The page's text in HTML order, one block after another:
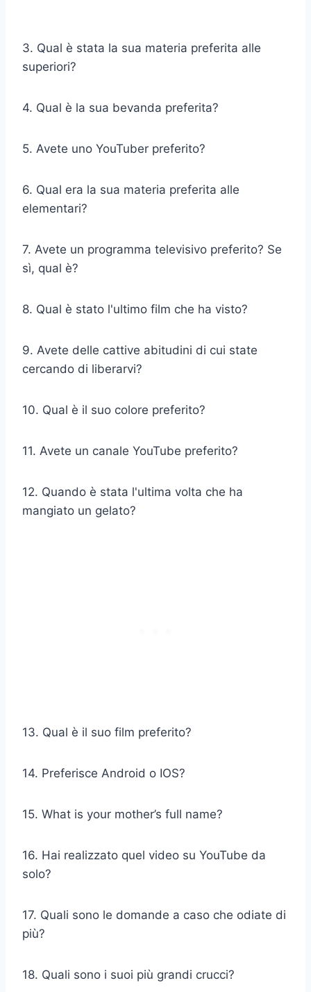
3. Qual è stata la sua materia preferita alle
superiori?
4. Qual è la sua bevanda preferita?
5. Avete uno YouTuber preferito?
6. Qual era la sua materia preferita alle
elementari?
7. Avete un programma televisivo preferito? Se
sì, qual è?
8. Qual è stato l'ultimo film che ha visto?
9. Avete delle cattive abitudini di cui state
cercando di liberarvi?
10. Qual è il suo colore preferito?
11. Avete un canale YouTube preferito?
12. Quando è stata l'ultima volta che ha
mangiato un gelato?
13. Qual è il suo film preferito?
14. Preferisce Android o IOS?
15. What is your mother’s full name?
16. Hai realizzato quel video su YouTube da
solo?
17. Quali sono le domande a caso che odiate di
più?
18. Quali sono i suoi più grandi crucci?